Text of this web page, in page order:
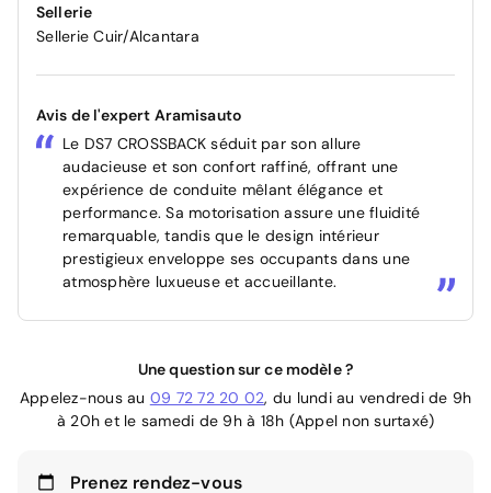
Sellerie
Sellerie Cuir/Alcantara
Avis de l'expert Aramisauto
Le DS7 CROSSBACK séduit par son allure
audacieuse et son confort raffiné, offrant une
expérience de conduite mêlant élégance et
performance. Sa motorisation assure une fluidité
remarquable, tandis que le design intérieur
prestigieux enveloppe ses occupants dans une
atmosphère luxueuse et accueillante.
Une question sur ce modèle ?
Appelez-nous au 09 72 72 20 02, du lundi au vendredi de 9h
à 20h et le samedi de 9h à 18h (Appel non surtaxé)
Prenez rendez-vous